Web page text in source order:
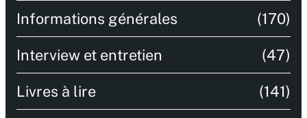
Informations générales (170)
Interview et entretien (47)
Livres à lire (141)